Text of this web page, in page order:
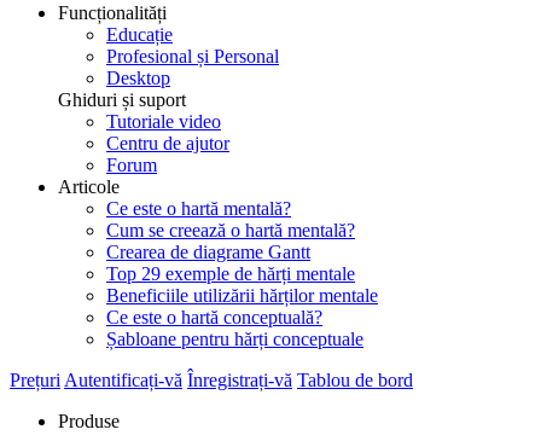
Funcționalități
Educație
Profesional și Personal
Desktop
Ghiduri și suport
Tutoriale video
Centru de ajutor
Forum
Articole
Ce este o hartă mentală?
Cum se creează o hartă mentală?
Crearea de diagrame Gantt
Top 29 exemple de hărți mentale
Beneficiile utilizării hărților mentale
Ce este o hartă conceptuală?
Șabloane pentru hărți conceptuale
Prețuri Autentificați-vă Înregistrați-vă Tablou de bord
Produse